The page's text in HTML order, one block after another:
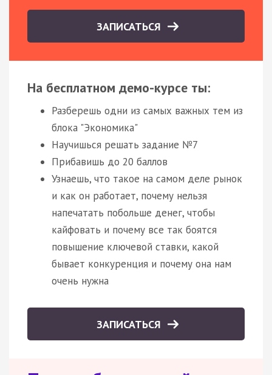
ЗАПИСАТЬСЯ
На бесплатном демо-курсе ты:
Разберешь одни из самых важных тем из
блока "Экономика"
Научишься решать задание №7
Прибавишь до 20 баллов
Узнаешь, что такое на самом деле рынок
и как он работает, почему нельзя
напечатать побольше денег, чтобы
кайфовать и почему все так боятся
повышение ключевой ставки, какой
бывает конкуренция и почему она нам
очень нужна
ЗАПИСАТЬСЯ